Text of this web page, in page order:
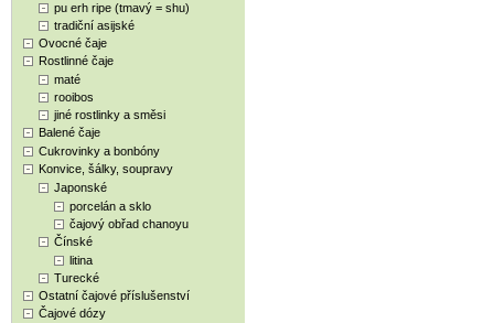
pu erh ripe (tmavý = shu)
tradiční asijské
Ovocné čaje
Rostlinné čaje
maté
rooibos
jiné rostlinky a směsi
Balené čaje
Cukrovinky a bonbóny
Konvice, šálky, soupravy
Japonské
porcelán a sklo
čajový obřad chanoyu
Čínské
litina
Turecké
Ostatní čajové příslušenství
Čajové dózy